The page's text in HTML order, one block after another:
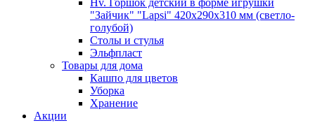
Hv. Горшок детский в форме игрушки
"Зайчик" "Lapsi" 420х290х310 мм (светло-
голубой)
Столы и стулья
Эльфпласт
Товары для дома
Кашпо для цветов
Уборка
Хранение
Акции